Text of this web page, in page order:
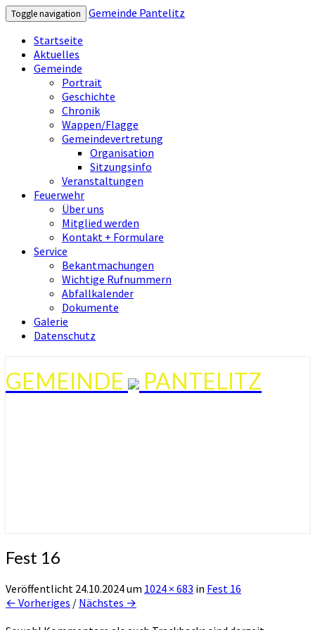
Toggle navigation
Gemeinde Pantelitz
Startseite
Aktuelles
Gemeinde
Portrait
Geschichte
Chronik
Wappen/Flagge
Gemeindevertretung
Organisation
Sitzungsinfo
Veranstaltungen
Feuerwehr
Über uns
Mitglied werden
Kontakt + Formulare
Service
Bekantmachungen
Wichtige Rufnummern
Abfallkalender
Dokumente
Galerie
Datenschutz
GEMEINDE PANTELITZ
Fest 16
Veröffentlicht 24.10.2024um 1024 × 683 in Fest 16
← Vorheriges / Nächstes →